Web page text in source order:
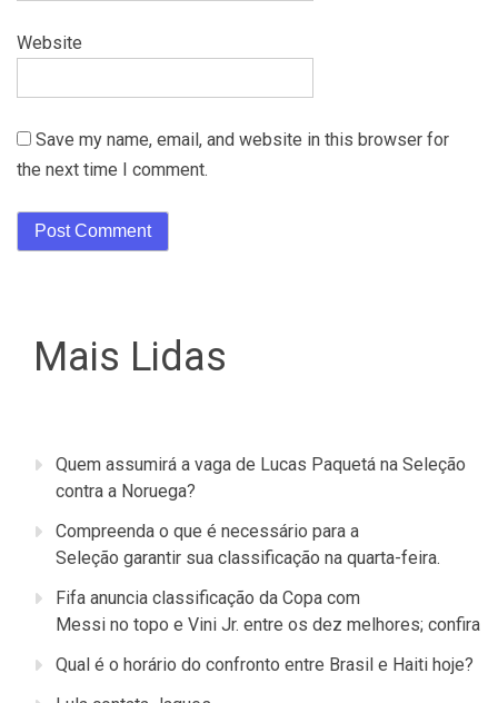
Website
Save my name, email, and website in this browser for
the next time I comment.
Mais Lidas
Quem assumirá a vaga de Lucas Paquetá na Seleção
contra a Noruega?
Compreenda o que é necessário para a
Seleção garantir sua classificação na quarta-feira.
Fifa anuncia classificação da Copa com
Messi no topo e Vini Jr. entre os dez melhores; confira
Qual é o horário do confronto entre Brasil e Haiti hoje?